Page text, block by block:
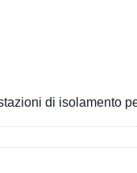
di isolamento